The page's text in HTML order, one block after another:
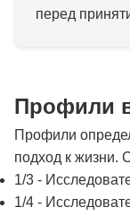
перед
Профили
Профили
подход к жизни.
1/3 -
1/4 -